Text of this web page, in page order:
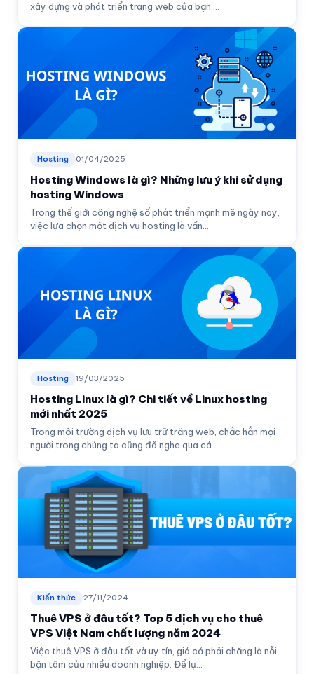
xây dựng và phát triển trang web của bạn,...
Hosting 01/04/2025
Hosting Windows là gì? Những lưu ý khi sử dụng
hosting Windows
Trong thế giới công nghệ số phát triển mạnh mẽ ngày nay,
việc lựa chọn một dịch vụ hosting là vấn...
Hosting 19/03/2025
Hosting Linux là gì? Chi tiết về Linux hosting
mới nhất 2025
Trong môi trường dịch vụ lưu trữ trăng web, chắc hẳn mọi
người trong chúng ta cũng đã nghe qua cá...
Kiến thức 27/11/2024
Thuê VPS ở đâu tốt? Top 5 dịch vụ cho thuê
VPS Việt Nam chất lượng năm 2024
Việc thuê VPS ở đâu tốt và uy tín, giá cả phải chăng là nỗi
bận tâm của nhiều doanh nghiệp. Để lự...